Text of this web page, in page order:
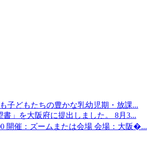
子どもたちの豊かな乳幼児期・放課...
」を大阪府に提出しました。 8月3...
開催：ズームまたは会場 会場：大阪�...